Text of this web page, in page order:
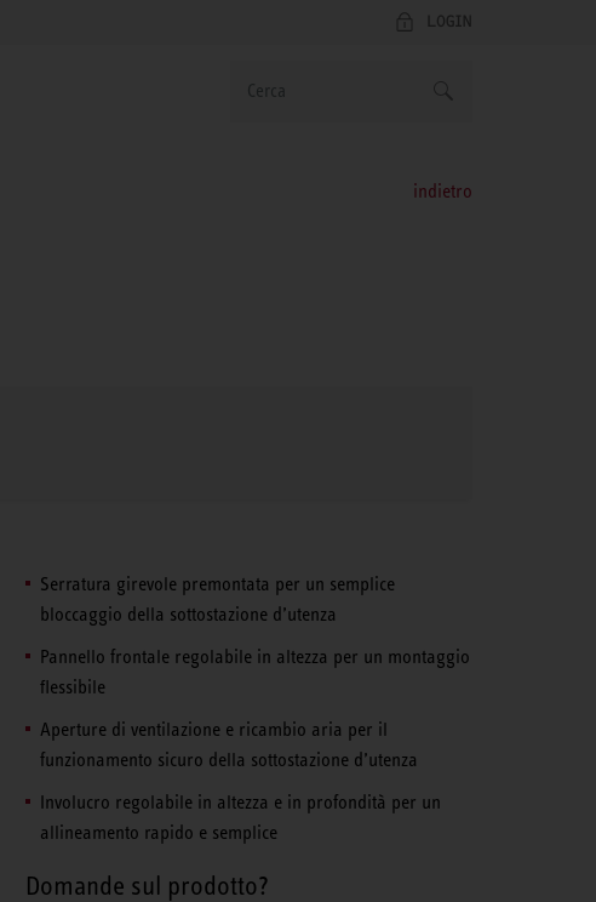
LOGIN
indietro
Serratura girevole premontata per un semplice
bloccaggio della sottostazione d’utenza
Pannello frontale regolabile in altezza per un montaggio
flessibile
Aperture di ventilazione e ricambio aria per il
funzionamento sicuro della sottostazione d’utenza
Involucro regolabile in altezza e in profondità per un
allineamento rapido e semplice
Domande sul prodotto?